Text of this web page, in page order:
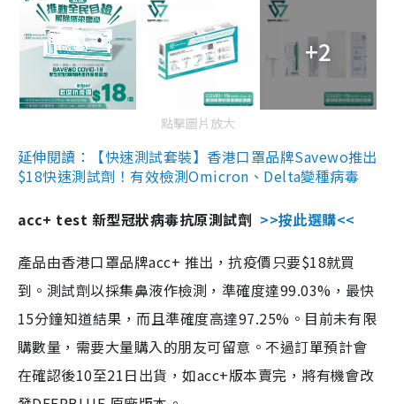
+2
點擊圖片放大
延伸閱讀：【快速測試套裝】香港口罩品牌Savewo推出
$18快速測試劑！有效檢測Omicron、Delta變種病毒
acc+ test 新型冠狀病毒抗原測試劑 >>按此選購<<
產品由香港口罩品牌acc+ 推出，抗疫價只要$18就買
到。測試劑以採集鼻液作檢測，準確度達99.03%，最快
15分鐘知道結果，而且準確度高達97.25%。目前未有限
購數量，需要大量購入的朋友可留意。不過訂單預計會
在確認後10至21日出貨，如acc+版本賣完，將有機會改